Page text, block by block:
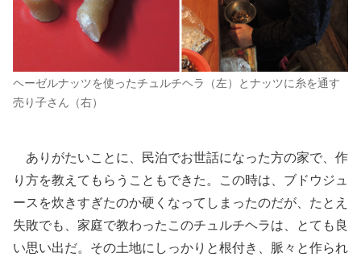
ヘーゼルナッツを使ったチュルチヘラ（左）とナッツに糸を通す
売り子さん（右）
ありがたいことに、民泊でお世話になった方の家で、作
り方を教えてもらうこともできた。この時は、ブドウジュ
ースを炊きすぎたのか硬くなってしまったのだが、たとえ
失敗でも、家庭で教わったこのチュルチヘラは、とても良
い思い出だ。その土地にしっかりと根付き、脈々と作られ